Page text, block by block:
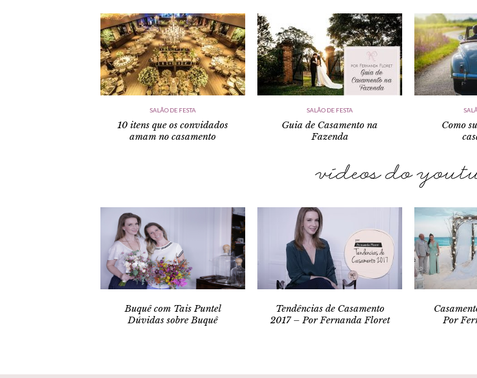
SALÃO DE FESTA
10 itens que os convidados
amam no casamento
SALÃO DE FESTA
Guia de Casamento na
Fazenda
Como
Buquê com Tais Puntel
Dúvidas sobre Buquê
Tendências de Casamento
2017 – Por Fernanda Floret
Por